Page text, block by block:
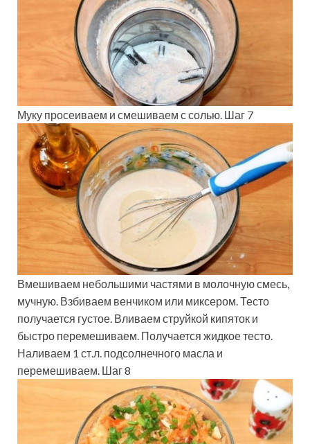
Муку просеиваем и смешиваем с солью. Шаг 7
Вмешиваем небольшими частями в молочную смесь,
мучную. Взбиваем венчиком или миксером. Тесто
получается густое. Вливаем струйкой кипяток и
быстро перемешиваем. Получается жидкое тесто.
Наливаем 1 ст.л. подсолнечного масла и
перемешиваем. Шаг 8